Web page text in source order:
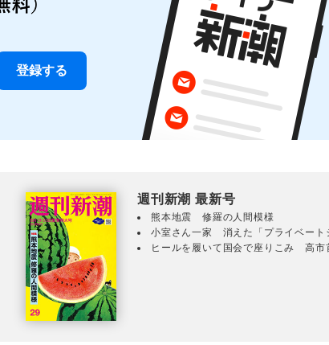
週刊新潮 最新号
熊本地震 修羅の人間模様
小室さん一家 消えた「プライベート
ヒールを履いて国会で座りこみ 高市